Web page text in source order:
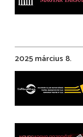
2025 március 8.